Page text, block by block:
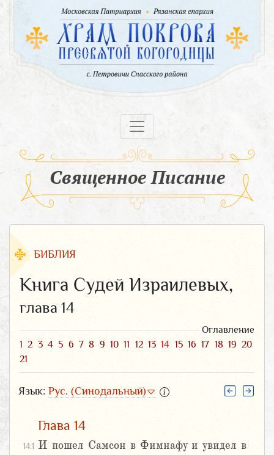
Священное Писание
БИБЛИЯ
Книга Судей Израилевых,
глава 14
Оглавление
1 2 3 4 5 6 7 8 9 10 11 12 13 14 15 16 17 18 19 20
21
Язык: Рус. (Синодальный)
Глава 14
14:1 И пошел Самсон в Фимнафу и увидел в